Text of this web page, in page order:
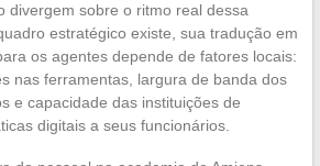
divergem sobre o ritmo real dessa
estratégico existe, sua tradução em
os agentes depende de fatores locais:
nas ferramentas, largura de banda dos
e capacidade das instituições de
digitais a seus funcionários.